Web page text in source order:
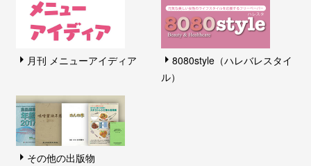
月刊 メニューアイディア
8080style（ハレバレスタイ
ル）
その他の出版物